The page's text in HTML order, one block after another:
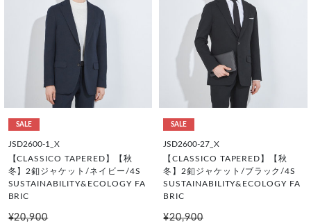
SALE
JSD2600-1_X
【CLASSICO TAPERED】【秋
冬】2釦ジャケット/ネイビー/4S
SUSTAINABILITY&ECOLOGY FA
BRIC
¥20,900
SALE
JSD2600-27_X
【CLASSICO TAPERED】【秋
冬】2釦ジャケット/ブラック/4S
SUSTAINABILITY&ECOLOGY FA
BRIC
¥20,900